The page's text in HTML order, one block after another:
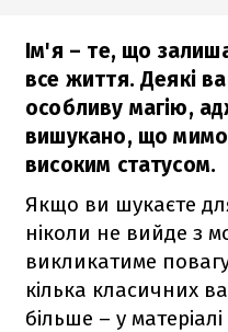
Ім'я – те, що
все життя. Деякі
особливу магію,
вишукано, що
високим статусом.
Якщо ви шукаєте
ніколи не вийде з
викликатиме
кілька класичних
більше – у